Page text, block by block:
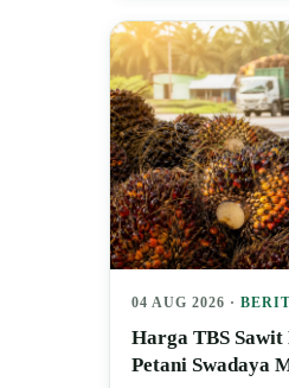
04 AUG 2026 ·
Harga TBS
Petani Swadaya